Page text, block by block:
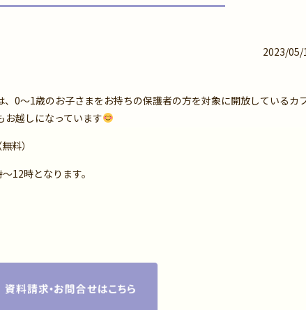
2023/05/
0～1歳のお子さまをお持ちの保護者の方を対象に開放しているカ
お越しになっています
無料）
12時となります。